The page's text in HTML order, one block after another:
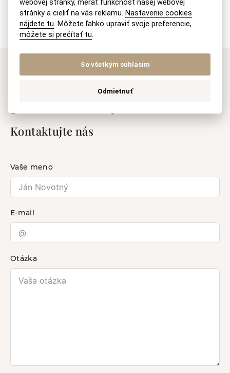
Máte záujem o naše
Kontaktujte nás
Vaše meno
E-mail
Otázka
webovej stránky, merať funkčnosť našej webovej
stránky a cieliť na vás reklamu. Nastavenie cookies
nájdete tu. Môžete ľahko upraviť svoje preferencie,
môžete si prečítať tu.
So všetkým súhlasím
Odmietnuť